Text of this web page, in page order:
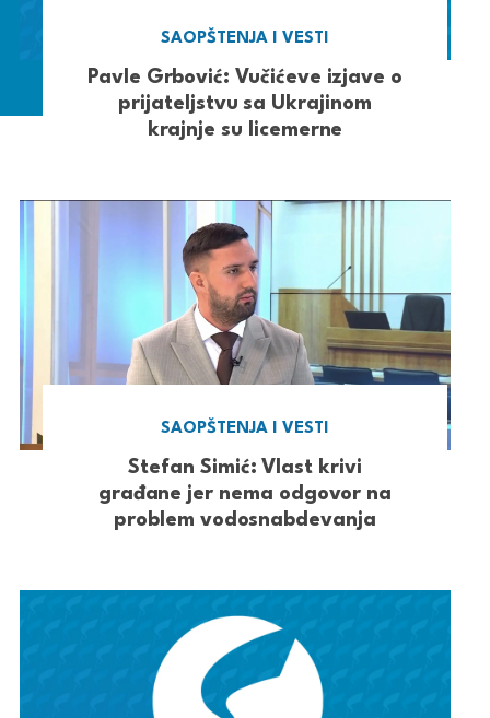
SAOPŠTENJA I VESTI
Pavle Grbović: Vučićeve izjave o
prijateljstvu sa Ukrajinom
krajnje su licemerne
SAOPŠTENJA I VESTI
Stefan Simić: Vlast krivi
građane jer nema odgovor na
problem vodosnabdevanja